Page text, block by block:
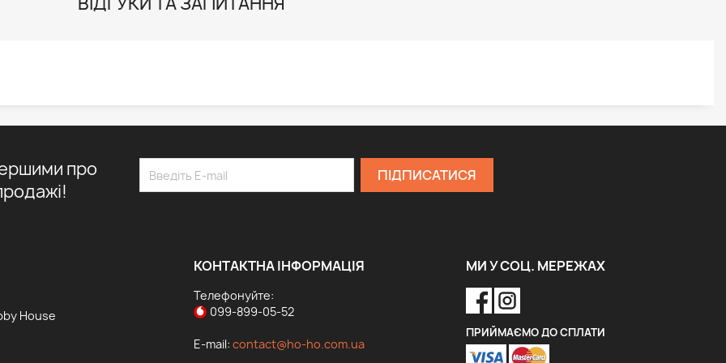
про
House
КОНТАКТНА ІНФОРМАЦІЯ
Телефонуйте:
099-899-05-52
E-mail: contact@ho-ho.com.ua
МИ У СОЦ. МЕРЕЖАХ
ПРИЙМАЄМО ДО СПЛАТИ